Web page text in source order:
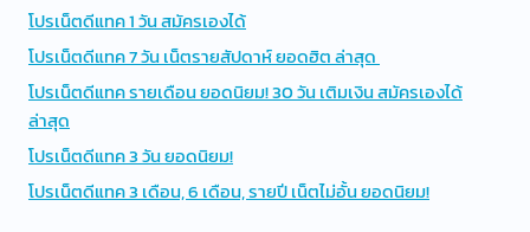
โปรเน็ตดีแทค 1 วัน สมัครเองได้
โปรเน็ตดีแทค 7 วัน เน็ตรายสัปดาห์ ยอดฮิต ล่าสุด
โปรเน็ตดีแทค รายเดือน ยอดนิยม! 30 วัน เติมเงิน สมัครเองได้
ล่าสุด
โปรเน็ตดีแทค 3 วัน ยอดนิยม!
โปรเน็ตดีแทค 3 เดือน, 6 เดือน, รายปี เน็ตไม่อั้น ยอดนิยม!